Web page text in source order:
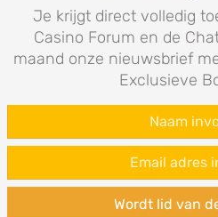
Je krijgt direct volledig
Casino Forum en de
maand onze nieuwsbrief
Exclusieve
Wordt lid van